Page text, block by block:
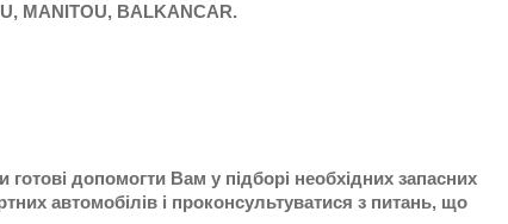
MANITOU, BALKANCAR.
готові допомогти Вам у підборі необхідних запасних
автомобілів і проконсультуватися з питань, що